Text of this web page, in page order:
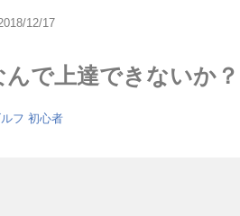
12/17
で上達できないか？
フ 初心者